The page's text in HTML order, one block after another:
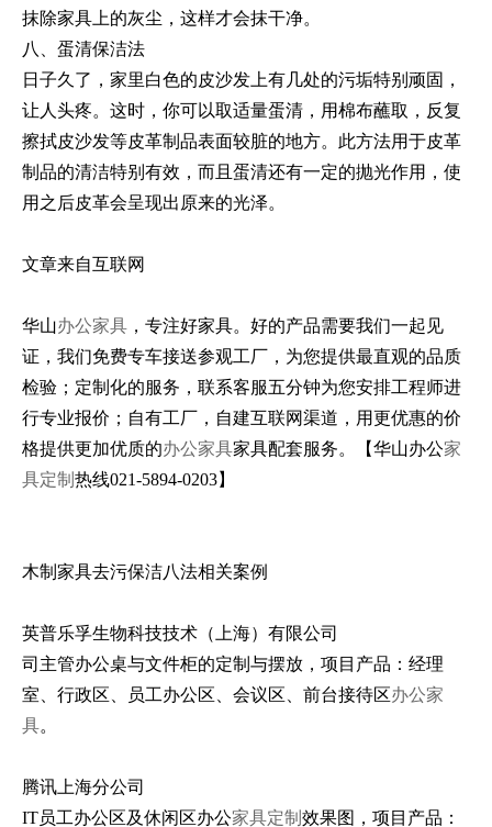
抹除家具上的灰尘，这样才会抹干净。
八、蛋清保洁法
日子久了，家里白色的皮沙发上有几处的污垢特别顽固，
让人头疼。这时，你可以取适量蛋清，用棉布蘸取，反复
擦拭皮沙发等皮革制品表面较脏的地方。此方法用于皮革
制品的清洁特别有效，而且蛋清还有一定的抛光作用，使
用之后皮革会呈现出原来的光泽。
文章来自互联网
华山办公家具 ，专注好家具。好的产品需要我们一起见
证，我们免费专车接送参观工厂，为您提供最直观的品质
检验；定制化的服务，联系客服五分钟为您安排工程师进
行专业报价；自有工厂，自建互联网渠道，用更优惠的价
格提供更加优质的办公家具家具配套服务。【华山办公家
具定制 热线021-5894-0203】
木制家具去污保洁八法相关案例
英普乐孚生物科技技术（上海）有限公司
司主管办公桌与文件柜的定制与摆放，项目产品：经理
室、行政区、员工办公区、会议区、前台接待区办公家
具。
腾讯上海分公司
IT员工办公区及休闲区办公家具定制 效果图，项目产品：